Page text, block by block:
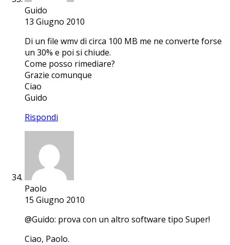
Guido
13 Giugno 2010
Di un file wmv di circa 100 MB me ne converte forse
un 30% e poi si chiude.
Come posso rimediare?
Grazie comunque
Ciao
Guido
Rispondi
Paolo
15 Giugno 2010
@Guido: prova con un altro software tipo Super!
Ciao, Paolo.